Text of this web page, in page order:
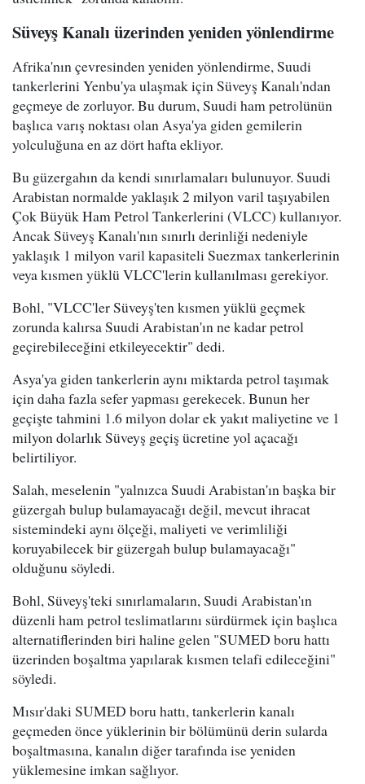
Süveyş Kanalı üzerinden yeniden yönlendirme
Afrika'nın çevresinden yeniden yönlendirme, Suudi
tankerlerini Yenbu'ya ulaşmak için Süveyş Kanalı'ndan
geçmeye de zorluyor. Bu durum, Suudi ham petrolünün
başlıca varış noktası olan Asya'ya giden gemilerin
yolculuğuna en az dört hafta ekliyor.
Bu güzergahın da kendi sınırlamaları bulunuyor. Suudi
Arabistan normalde yaklaşık 2 milyon varil taşıyabilen
Çok Büyük Ham Petrol Tankerlerini (VLCC) kullanıyor.
Ancak Süveyş Kanalı'nın sınırlı derinliği nedeniyle
yaklaşık 1 milyon varil kapasiteli Suezmax tankerlerinin
veya kısmen yüklü VLCC'lerin kullanılması gerekiyor.
Bohl, "VLCC'ler Süveyş'ten kısmen yüklü geçmek
zorunda kalırsa Suudi Arabistan'ın ne kadar petrol
geçirebileceğini etkileyecektir" dedi.
Asya'ya giden tankerlerin aynı miktarda petrol taşımak
için daha fazla sefer yapması gerekecek. Bunun her
geçişte tahmini 1.6 milyon dolar ek yakıt maliyetine ve 1
milyon dolarlık Süveyş geçiş ücretine yol açacağı
belirtiliyor.
Salah, meselenin "yalnızca Suudi Arabistan'ın başka bir
güzergah bulup bulamayacağı değil, mevcut ihracat
sistemindeki aynı ölçeği, maliyeti ve verimliliği
koruyabilecek bir güzergah bulup bulamayacağı"
olduğunu söyledi.
Bohl, Süveyş'teki sınırlamaların, Suudi Arabistan'ın
düzenli ham petrol teslimatlarını sürdürmek için başlıca
alternatiflerinden biri haline gelen "SUMED boru hattı
üzerinden boşaltma yapılarak kısmen telafi edileceğini"
söyledi.
Mısır'daki SUMED boru hattı, tankerlerin kanalı
geçmeden önce yüklerinin bir bölümünü derin sularda
boşaltmasına, kanalın diğer tarafında ise yeniden
yüklemesine imkan sağlıyor.